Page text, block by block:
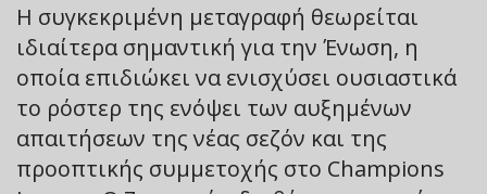
Η συγκεκριμένη μεταγραφή θεωρείται
ιδιαίτερα σημαντική για την Ένωση, η
οποία επιδιώκει να ενισχύσει ουσιαστικά
το ρόστερ της ενόψει των αυξημένων
απαιτήσεων της νέας σεζόν και της
προοπτικής συμμετοχής στο Champions